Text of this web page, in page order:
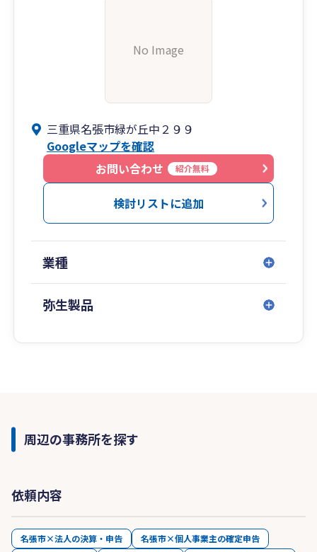
【名張市にある当法人と距離を感じる方へ】
使うことによりお客様とのコミュニケーションを
円滑にすることができます。
【料金】
当法人は柔軟な料金プランとなっておりますの
で、お客様の経理状況やご要望にあったプランを
提示させて頂きます。
【その他】
弥生会計への会計データの入力代行（記帳代行）
の依頼も受け付けております。
No Image
三重県名張市緑が丘中２９９
Googleマップを確認
お問い合わせ
紹介無料
検討リストに追加
業種
弥生製品
周辺の事務所を探す
依頼内容
名張市×法人の決算・申告 名張市×個人事業主の確定申告